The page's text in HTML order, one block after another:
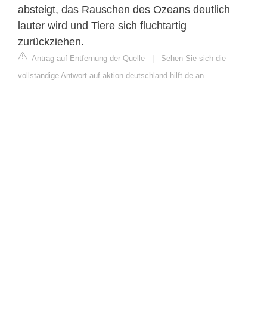
absteigt, das Rauschen des Ozeans deutlich
lauter wird und Tiere sich fluchtartig
zurückziehen.
Antrag auf Entfernung der Quelle | Sehen Sie sich die
vollständige Antwort auf aktion-deutschland-hilft.de an